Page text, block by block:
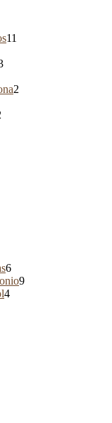
11
2
6
9
4